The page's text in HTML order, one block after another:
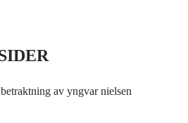
av yngvar nielsen